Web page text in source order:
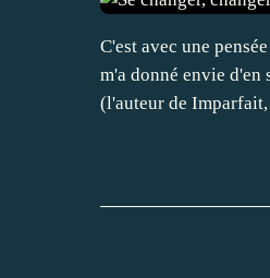
C'est avec une
m'a donné envie d'en
(l'auteur de